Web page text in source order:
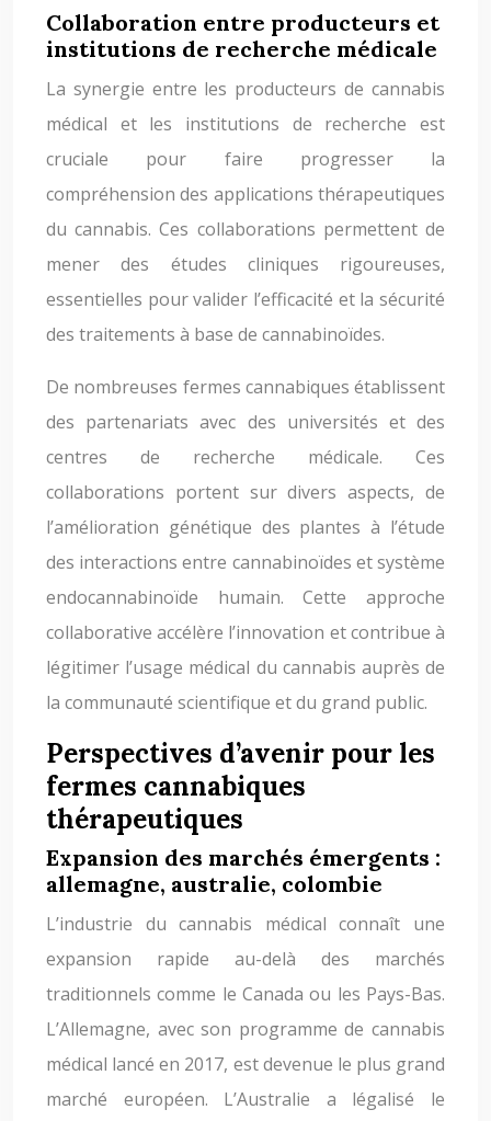
Collaboration entre producteurs et
institutions de recherche médicale
La synergie entre les producteurs de cannabis
médical et les institutions de recherche est
cruciale pour faire progresser la
compréhension des applications thérapeutiques
du cannabis. Ces collaborations permettent de
mener des études cliniques rigoureuses,
essentielles pour valider l’efficacité et la sécurité
des traitements à base de cannabinoïdes.
De nombreuses fermes cannabiques établissent
des partenariats avec des universités et des
centres de recherche médicale. Ces
collaborations portent sur divers aspects, de
l’amélioration génétique des plantes à l’étude
des interactions entre cannabinoïdes et système
endocannabinoïde humain. Cette approche
collaborative accélère l’innovation et contribue à
légitimer l’usage médical du cannabis auprès de
la communauté scientifique et du grand public.
Perspectives d’avenir pour les
fermes cannabiques
thérapeutiques
Expansion des marchés émergents :
allemagne, australie, colombie
L’industrie du cannabis médical connaît une
expansion rapide au-delà des marchés
traditionnels comme le Canada ou les Pays-Bas.
L’Allemagne, avec son programme de cannabis
médical lancé en 2017, est devenue le plus grand
marché européen. L’Australie a légalisé le